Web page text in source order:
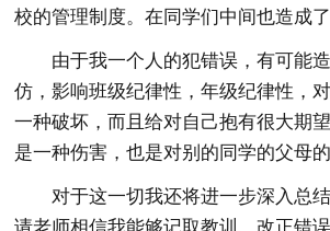
校的管理制度。在同学们中间也造成了
由于我一个人的犯错误，有可能
仿，影响班级纪律性，年级纪律性，
一种破坏，而且给对自己抱有很大期
是一种伤害，也是对别的同学的父母
对于这一切我还将进一步深入总